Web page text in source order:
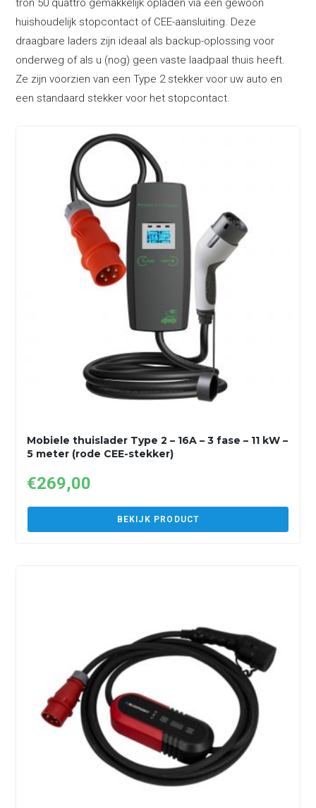
tron 50 quattro gemakkelijk opladen via een gewoon
huishoudelijk stopcontact of CEE-aansluiting. Deze
draagbare laders zijn ideaal als backup-oplossing voor
onderweg of als u (nog) geen vaste laadpaal thuis heeft.
Ze zijn voorzien van een Type 2 stekker voor uw auto en
een standaard stekker voor het stopcontact.
Mobiele thuislader Type 2 – 16A – 3 fase – 11 kW –
5 meter (rode CEE-stekker)
€269,00
BEKIJK PRODUCT